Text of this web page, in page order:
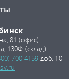
81 (офис)
130Ф (склад)
700 4159 доб. 10